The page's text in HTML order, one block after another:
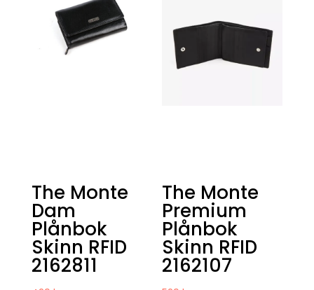
The Monte
Dam
Plånbok
Skinn RFID
2162811
The Monte
Premium
Plånbok
Skinn RFID
2162107